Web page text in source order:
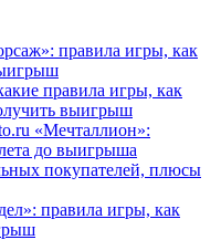
правила игры, как
правила игры, как
выигрыш
«Мечталлион»:
до выигрыша
покупателей, плюсы
правила игры, как